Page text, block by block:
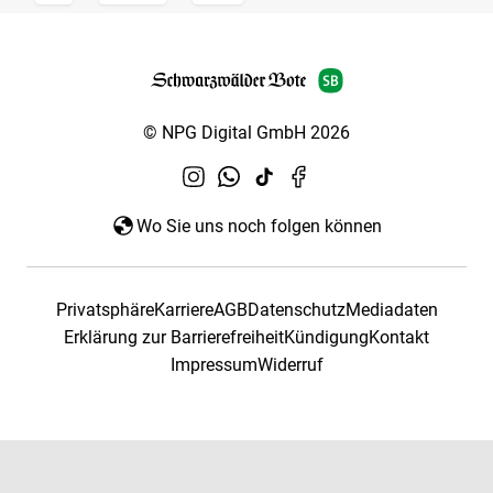
© NPG Digital GmbH 2026
Wo Sie uns noch folgen können
PrivatsphäreKarriereAGBDatenschutzMediadaten
Erklärung zur BarrierefreiheitKündigungKontakt
ImpressumWiderruf